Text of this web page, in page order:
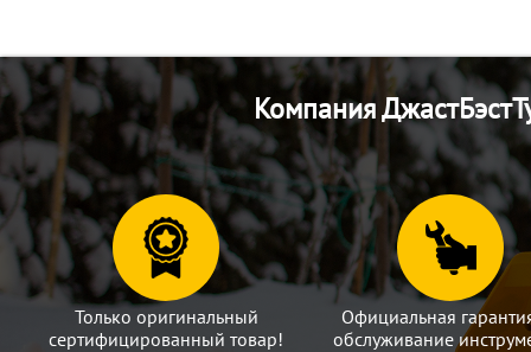
Компания
Только оригинальный
сертифицированный товар!
Официальная
обслуживание